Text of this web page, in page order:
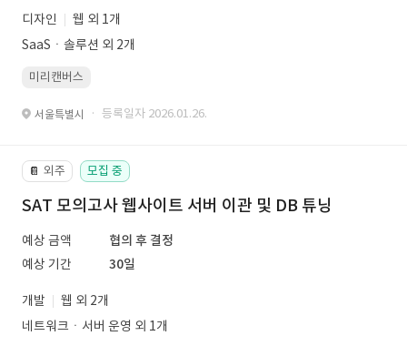
디자인
웹 외 1개
SaaSㆍ솔루션 외 2개
미리캔버스
서울특별시 · 등록일자 2026.01.26.
📔 외주 모집 중
SAT 모의고사 웹사이트 서버 이관 및 DB 튜닝
예상 금액
협의 후 결정
예상 기간
30일
개발
웹 외 2개
네트워크ㆍ서버 운영 외 1개